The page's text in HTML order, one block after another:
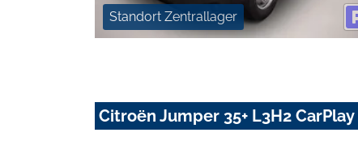
Standort Zentrallager
Citroën Jumper 35+ L3H2